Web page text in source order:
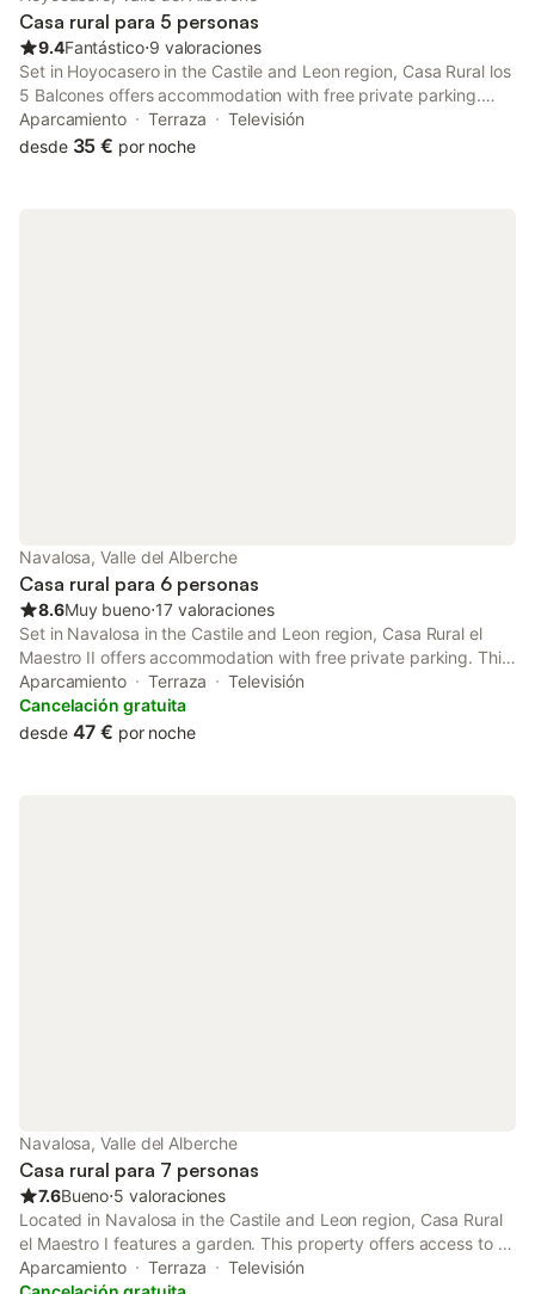
Casa rural para 5 personas
9.4Fantástico⋅9 valoraciones
Set in Hoyocasero in the Castile and Leon region, Casa Rural los
5 Balcones offers accommodation with free private parking.
Units are complete with a private bathroom, while some units at
the country house also feature a terrace.
Aparcamiento Terraza
Televisión
desde 35 € por noche
Navalosa, Valle del Alberche
Casa rural para 6 personas
8.6Muy bueno⋅17 valoraciones
Set in Navalosa in the Castile and Leon region, Casa Rural el
Maestro II offers accommodation with free private parking. This
country house features a garden. In good weather, guests are
welcome to sit outside.
Aparcamiento Terraza
Televisión
Cancelación gratuita
desde 47 € por noche
Navalosa, Valle del Alberche
Casa rural para 7 personas
7.6Bueno⋅5 valoraciones
Located in Navalosa in the Castile and Leon region, Casa Rural
el Maestro I features a garden. This property offers access to a
terrace and free private parking.
Aparcamiento Terraza
Televisión